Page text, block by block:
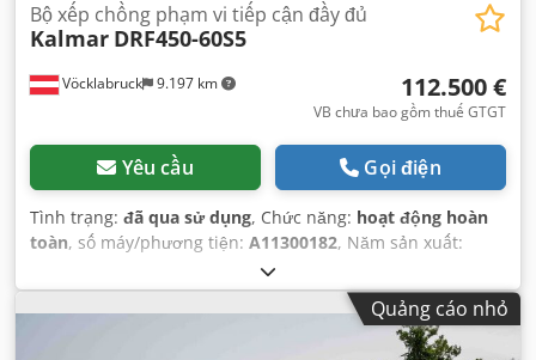
Vöcklabruck 9.197 km
Bộ xếp chồng phạm vi tiếp cận đầy đủ
Kalmar DRF450-60S5
112.500 €
VB chưa bao gồm thuế GTGT
Yêu cầu Gọi điện
Tình trạng: đã qua sử dụng, Chức năng: hoạt động hoàn
toàn, số máy/phương tiện: A11300182, Năm sản xuất:
21.820 h, tải trọng:
cao nâng:15.100 mm, loại nhiên liệu:diesel, trọng lượng
không tải:67.900 kg, loại truyền động:Diesel,
Quảng cáo nhỏ